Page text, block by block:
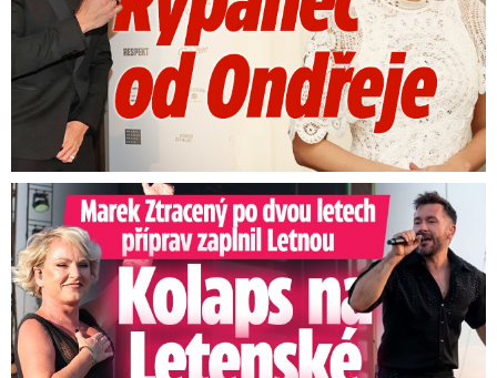
Marek Ztracený na Letné: Pártlová zastavila koncert